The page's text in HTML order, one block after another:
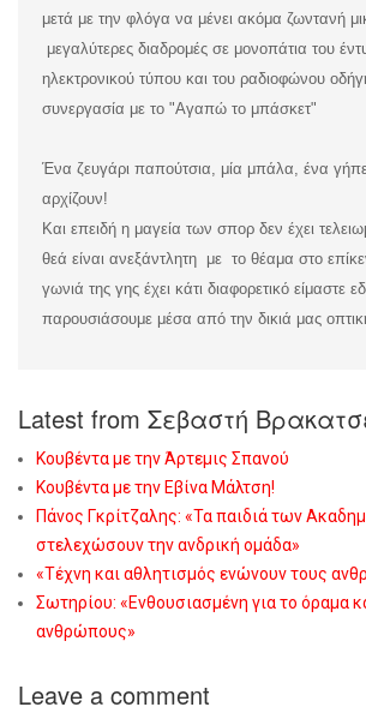
μετά με την φλόγα να μένει ακόμα ζωντανή
μεγαλύτερες διαδρομές σε μονοπάτια του
ηλεκτρονικού τύπου και του ραδιοφώνου
συνεργασία με το "Αγαπώ το μπάσκετ"
Ένα ζευγάρι παπούτσια, μία μπάλα, ένα
αρχίζουν!
Και επειδή η μαγεία των σπορ δεν έχει
θεά είναι ανεξάντλητη με το θέαμα στο
γωνιά της γης έχει κάτι διαφορετικό είμαστε
παρουσιάσουμε μέσα από την δικιά μας
Latest from Σεβαστή
Κουβέντα με την Άρτεμις Σπανού
Κουβέντα με την Εβίνα Μάλτση!
Πάνος Γκρίτζαλης: «Τα παιδιά των
στελεχώσουν την ανδρική ομάδα»
«Τέχνη και αθλητισμός ενώνουν τους
Σωτηρίου: «Eνθουσιασμένη για το όραμα
ανθρώπους»
Leave a comment